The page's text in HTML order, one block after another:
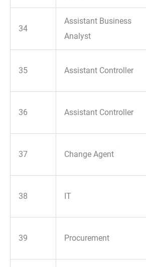
34
Assistant Business
Analyst
35 Assistant Controller
36 Assistant Controller
37 Change Agent
38 IT
39 Procurement